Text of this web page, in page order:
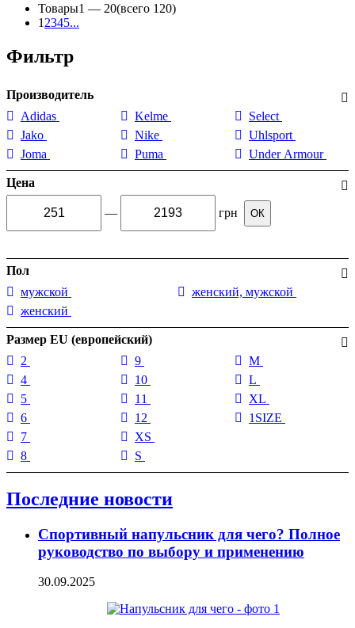
Товары1 — 20(всего 120)
1 2345...
Фильтр
Производитель
Adidas
Jako
Joma
Kelme
Nike
Puma
Select
Uhlsport
Under Armour
Цена
— грн ОК
Пол
мужской
женский
женский, мужской
Размер EU (европейский)
2
4
5
6
7
8
9
10
11
12
XS
S
M
L
XL
1SIZE
Последние новости
Спортивный напульсник для чего? Полное
руководство по выбору и применению
30.09.2025